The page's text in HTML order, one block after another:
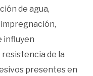
de agua,
influyen
de la
presentes en